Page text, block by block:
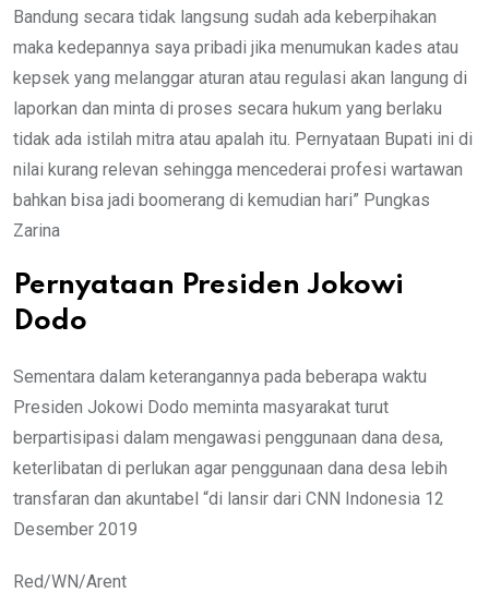
Bandung secara tidak langsung sudah ada keberpihakan
maka kedepannya saya pribadi jika menumukan kades atau
kepsek yang melanggar aturan atau regulasi akan langung di
laporkan dan minta di proses secara hukum yang berlaku
tidak ada istilah mitra atau apalah itu. Pernyataan Bupati ini di
nilai kurang relevan sehingga mencederai profesi wartawan
bahkan bisa jadi boomerang di kemudian hari” Pungkas
Zarina
Pernyataan Presiden Jokowi
Dodo
Sementara dalam keterangannya pada beberapa waktu
Presiden Jokowi Dodo meminta masyarakat turut
berpartisipasi dalam mengawasi penggunaan dana desa,
keterlibatan di perlukan agar penggunaan dana desa lebih
transfaran dan akuntabel “di lansir dari CNN Indonesia 12
Desember 2019
Red/WN/Arent